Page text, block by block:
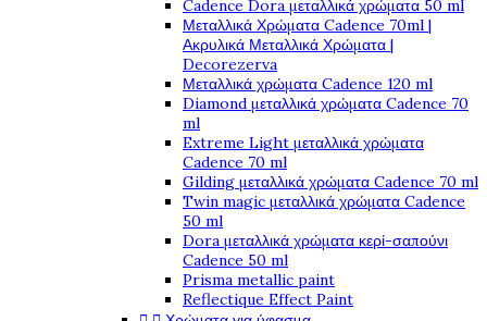
Cadence Dora μεταλλικά χρώματα 50 ml
Μεταλλικά Χρώματα Cadence 70ml |
Ακρυλικά Μεταλλικά Χρώματα |
Decorezerva
Μεταλλικά χρώματα Cadence 120 ml
Diamond μεταλλικά χρώματα Cadence 70
ml
Extreme Light μεταλλικά χρώματα
Cadence 70 ml
Gilding μεταλλικά χρώματα Cadence 70 ml
Twin magic μεταλλικά χρώματα Cadence
50 ml
Dora μεταλλικά χρώματα κερί-σαπούνι
Cadence 50 ml
Prisma metallic paint
Reflectique Effect Paint